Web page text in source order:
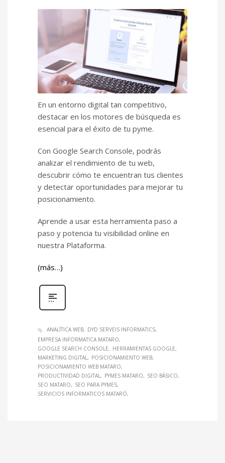
En un entorno digital tan competitivo,
destacar en los motores de búsqueda es
esencial para el éxito de tu pyme.
Con Google Search Console, podrás
analizar el rendimiento de tu web,
descubrir cómo te encuentran tus clientes
y detectar oportunidades para mejorar tu
posicionamiento.
Aprende a usar esta herramienta paso a
paso y potencia tu visibilidad online en
nuestra Plataforma.
(más…)
ANALÍTICA WEB
DYD SERVEIS INFORMATICS
EMPRESA INFORMATICA MATARO
GOOGLE SEARCH CONSOLE
HERRAMIENTAS GOOGLE
MARKETING DIGITAL
POSICIONAMIENTO WEB
POSICIONAMIENTO WEB MATARO
PRODUCTIVIDAD DIGITAL
PYMES MATARO
SEO BÁSICO
SEO MATARO
SEO PARA PYMES
SERVICIOS INFORMATICOS MATARÓ